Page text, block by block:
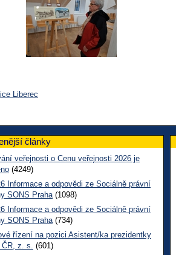
Liberec
články
veřejnosti o Cenu veřejnosti 2026 je
(4249)
Informace a odpovědi ze Sociálně právní
SONS Praha (1098)
Informace a odpovědi ze Sociálně právní
SONS Praha (734)
řízení na pozici Asistent/ka prezidentky
z. s.
(601)